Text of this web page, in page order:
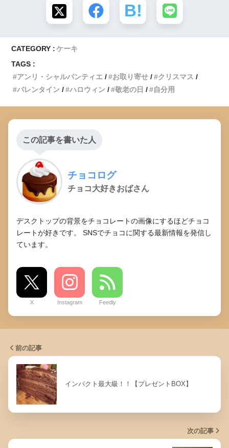
CATEGORY : ケーキ
TAGS :
アンリ・シャルパンティエ
お取り寄せ
クリスマス
バレンタイン
ハロウィン 敬老の日 自分用
この記事を書いた人
チョコログ
チョコ大好きおばさん
デスクトップの背景をチョコレートの画像にするほどチョコ
レートが好きです。 SNSでチョコに関する最新情報を発信し
ています。
X Instagram Feedly
前の記事
インパクト最大級！！【プレゼントBOX】
次の記事